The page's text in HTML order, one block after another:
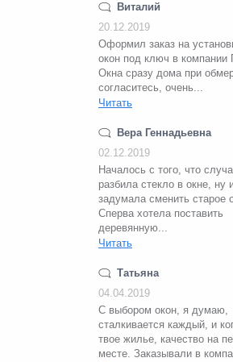
Виталий
20.12.2019
Оформил заказ на
окон под ключ в компании
Окна сразу дома при
согласитесь, очень...
Читать
Вера Геннадьевна
02.12.2019
Началось с того, что
разбила стекло в окне, ну
задумала сменить старое
Сперва хотела поставить
деревянную...
Читать
Татьяна
04.04.2019
С выбором окон, я думаю,
сталкивается каждый, и
твое жилье, качество на
месте. Заказывали в